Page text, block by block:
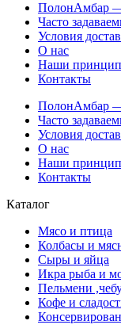
ПолонАмбар —
Часто
Условия
О нас
Наши
Контакты
ПолонАмбар —
Часто
Условия
О нас
Наши
Контакты
Каталог
Мясо и птица
Колбасы и
Сыры и яйца
Икра рыба и
Пельмени
Кофе и